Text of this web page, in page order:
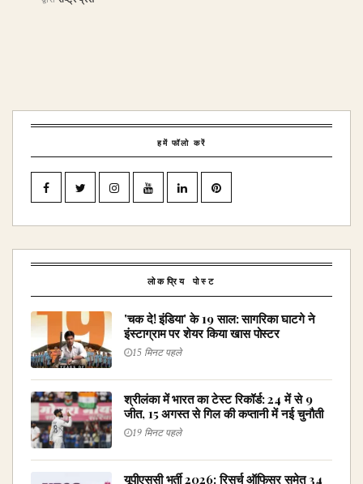
हमें फॉलो करें
लोकप्रिय पोस्ट
'चक दे! इंडिया' के 19 साल: सागरिका घाटगे ने
इंस्टाग्राम पर शेयर किया खास पोस्टर
15 मिनट पहले
श्रीलंका में भारत का टेस्ट रिकॉर्ड: 24 में से 9
जीत, 15 अगस्त से गिल की कप्तानी में नई चुनौती
19 मिनट पहले
यूपीएससी भर्ती 2026: रिसर्च ऑफिसर समेत 34